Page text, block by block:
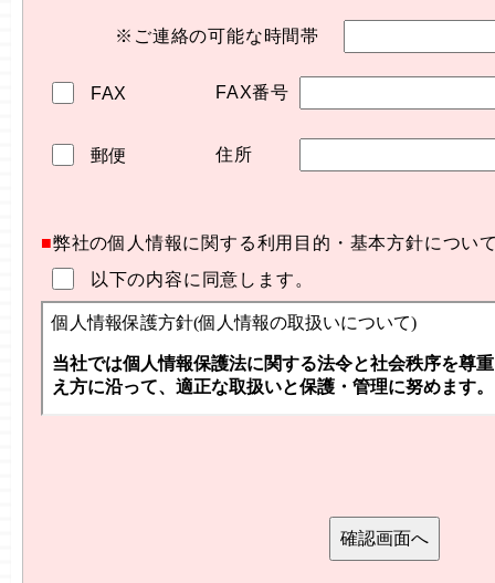
※ご連絡の可能な時間帯
FAX FAX番号
郵便 住所
■弊社の個人情報に関する利用目的・基本方針につい
以下の内容に同意します。